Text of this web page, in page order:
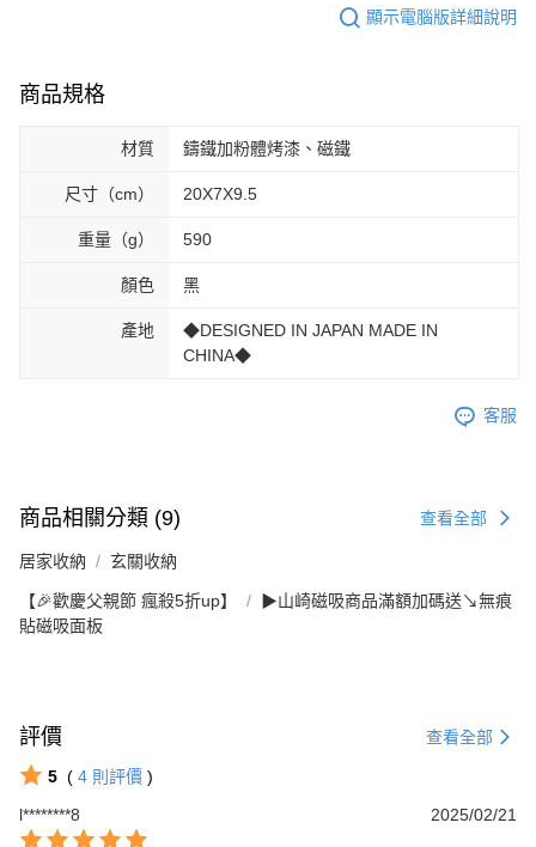
顯示電腦版詳細說明
商品規格
材質 鑄鐵加粉體烤漆、磁鐵
尺寸（cm） 20X7X9.5
重量（g） 590
顏色 黑
產地
◆DESIGNED IN JAPAN MADE IN
CHINA◆
客服
商品相關分類 (9) 查看全部
居家收納 玄關收納
【🎉歡慶父親節 瘋殺5折up】
▶山崎磁吸商品滿額加碼送↘無痕
貼磁吸面板
評價 查看全部
5 ( 4 則評價 )
l********8
2025/02/21